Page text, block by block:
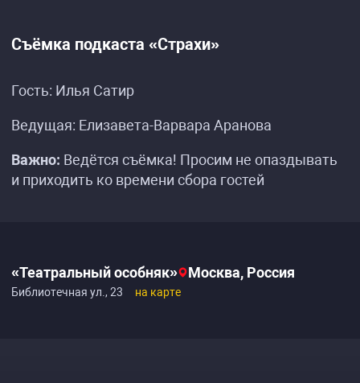
Съёмка подкаста «Страхи»
Гость: Илья Сатир
Ведущая: Елизавета-Варвара Аранова
Важно: Ведётся съёмка! Просим не опаздывать
и приходить ко времени сбора гостей
«Театральный особняк» Москва, Россия
Библиотечная ул., 23 на карте